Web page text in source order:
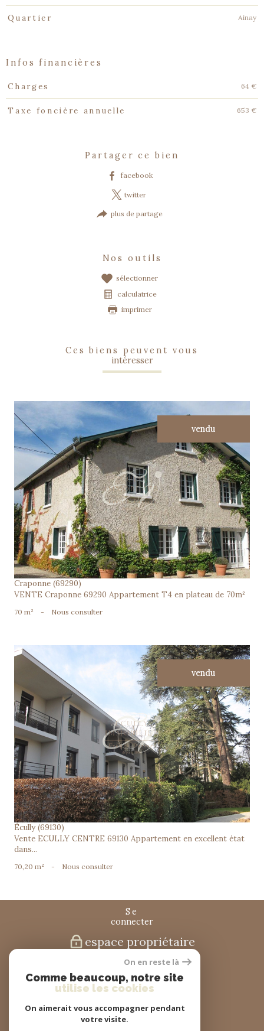
Quartier Ainay
infos financières
Caractéristiques
Charges 64 €
Taxe foncière annuelle 653 €
partager ce bien
facebook
twitter
plus de partage
nos outils
sélectionner
calculatrice
imprimer
ces biens peuvent vous
intéresser
vendu
voir le bien
Craponne (69290)
VENTE Craponne 69290 Appartement T4 en plateau de 70m²
70 m² - Nous consulter
vendu
voir le bien
Écully (69130)
Vente ECULLY CENTRE 69130 Appartement en excellent état
dans...
70,20 m² - Nous consulter
se
connecter
espace propriétaire
nous
suivre
On en reste là
Comme beaucoup, notre site
utilise les cookies
On aimerait vous accompagner pendant
votre visite.